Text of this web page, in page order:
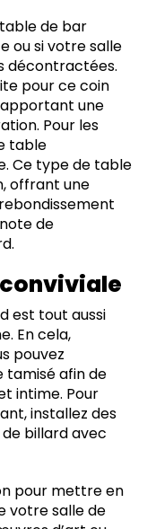
de bar
ou si votre salle
décontractées.
pour ce coin
une
Pour les
table
Ce type de table
offrant une
de
est tout aussi
En cela,
pouvez
tamisé afin de
intime. Pour
installez des
billard avec
pour mettre en
votre salle de